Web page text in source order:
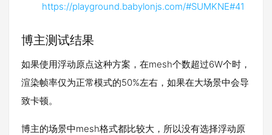
https://playground.babylonjs.com/#SUMKNE#41
博主测试结果
如果使用浮动原点这种方案，在mesh个数超过6W个时，
渲染帧率仅为正常模式的50%左右，如果在大场景中会导
致卡顿。
博主的场景中mesh格式都比较大，所以没有选择浮动原